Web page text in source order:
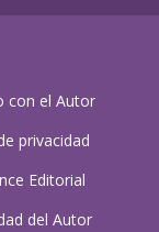
con el Autor
privacidad
Editorial
del Autor